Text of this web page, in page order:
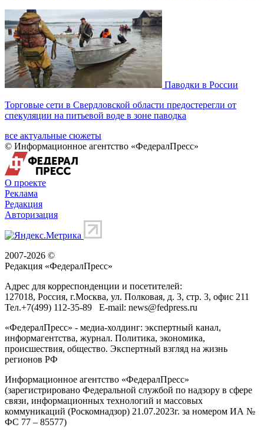
Паводки в России
Торговые сети в Свердловской области предостерегли от
спекуляции на питьевой воде в зоне паводка
все актуальные сюжеты
© Информационное агентство «ФедералПресс»
О проекте
Реклама
Редакция
Авторизация
2007-2026 ©
Редакция «ФедералПресс»
Адрес для корреспонденции и посетителей:
127018, Россия, г.Москва, ул. Полковая, д. 3, стр. 3, офис 211
Тел.+7(499) 112-35-89 E-mail: news@fedpress.ru
«ФедералПресс» - медиа-холдинг: экспертный канал,
информагентства, журнал. Политика, экономика,
происшествия, общество. Экспертный взгляд на жизнь
регионов РФ
Информационное агентство «ФедералПресс»
(зарегистрировано Федеральной службой по надзору в сфере
связи, информационных технологий и массовых
коммуникаций (Роскомнадзор) 21.07.2023г. за номером ИА №
ФС 77 – 85577)